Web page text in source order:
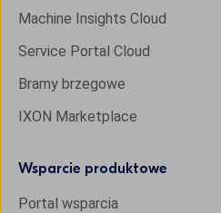
Machine Insights Cloud
Service Portal Cloud
Bramy brzegowe
IXON Marketplace
Wsparcie produktowe
Portal wsparcia